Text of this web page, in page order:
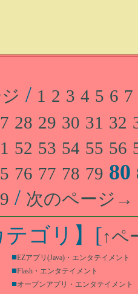
/ 1 2 3 4 5 6 7
28 29 30 31 32
52 53 54 55 56
76 77 78 79 80
/ 次のページ→
ゴリ】 [↑ペ
■EZアプリ(Java)・エンタテイメント
■Flash・エンタテイメント
■オープンアプリ・エンタテイメント